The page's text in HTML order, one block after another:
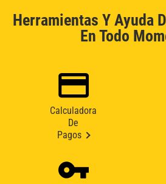
Herramientas Y Ayuda
En Todo
Calculadora
De
Pagos